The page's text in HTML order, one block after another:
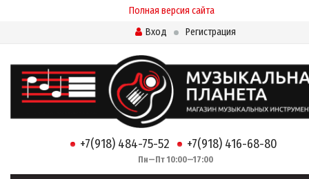
Полная версия сайта
Вход
Регистрация
+7(918) 484-75-52 +7(918) 416-68-80
Пн—Пт 10:00—17:00